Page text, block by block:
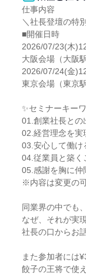
仕事内容
＼社長登壇の特
■開催日時
2026/07/23(木
大阪会場（大阪
2026/07/24(金
東京会場（東京
✨セミナーキー
01.創業社長との
02.経営理念を実
03.安心して働け
04.従業員と築く
05.感謝を胸に仲
※内容は変更の
同業界の中でも
なぜ、それが実
社長の口からお
また参加者には
餃子の王将で使